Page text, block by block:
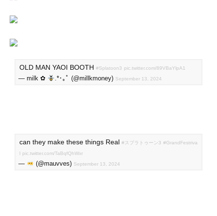
OLD MAN YAOI BOOTH #Splatoon3 pic.twitter.com/89VBaYlpA1
— milk ✿ .*･｡ﾟ (@millkmoney) September 13, 2024
can they make these things Real #スプラトゥーン3 #GrandFestriva
l pic.twitter.com/TaBqfQhWxr
— (@mauvves) September 13, 2024